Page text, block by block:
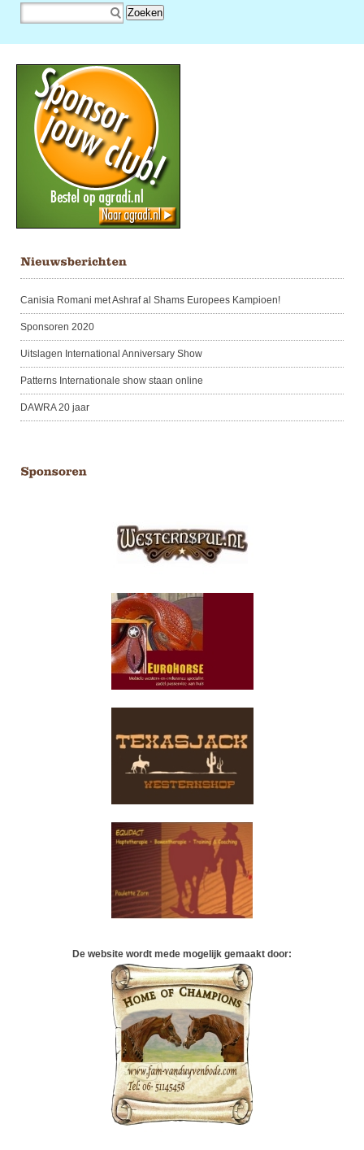
Canisia Romani met Ashraf al Shams Europees Kampioen!
Sponsoren 2020
Uitslagen International Anniversary Show
Patterns Internationale show staan online
DAWRA 20 jaar
De website wordt mede mogelijk gemaakt door: